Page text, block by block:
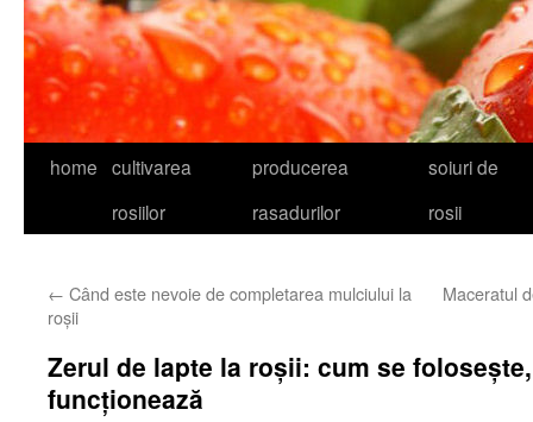
home cultivarea
rosiilor
producerea
rasadurilor
soiuri de
rosii
← Când este nevoie de completarea mulciului la
roșii
Maceratul
Zerul de lapte la roșii: cum se
funcționează